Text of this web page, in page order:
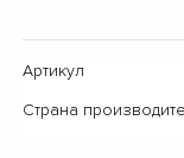
Артикул
Страна